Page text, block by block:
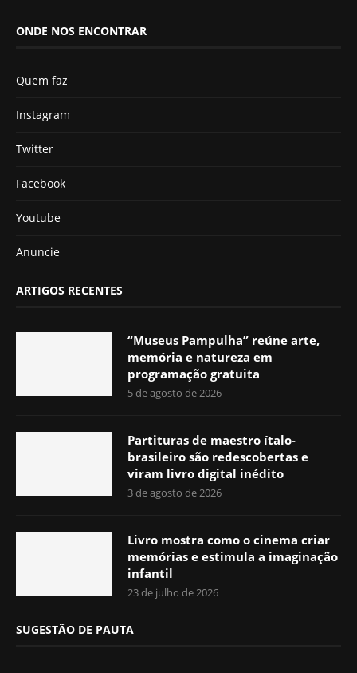
ONDE NOS ENCONTRAR
Quem faz
Instagram
Twitter
Facebook
Youtube
Anuncie
ARTIGOS RECENTES
“Museus Pampulha” reúne arte,
memória e natureza em
programação gratuita
5 de agosto de 2026
Partituras de maestro ítalo-
brasileiro são redescobertas e
viram livro digital inédito
3 de agosto de 2026
Livro mostra como o cinema criar
memórias e estimula a imaginação
infantil
23 de julho de 2026
SUGESTÃO DE PAUTA